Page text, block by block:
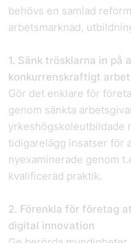
behövs en samlad
arbetsmarknad,
1. Sänk trösklarna in på
konkurrenskraftigt
Gör det enklare för
genom sänkta
yrkeshögskoleutbildade
tidigarelägg insatser för
nyexaminerade genom
kvalificerad praktik.
2. Förenkla för företag
digital innovation